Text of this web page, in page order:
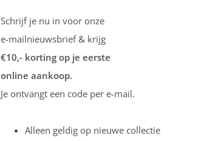
Berkelmans
Schrijf je nu in voor onze
e-mailnieuwsbrief & krijg
€10,- korting op je eerste
online aankoop.
Je ontvangt een code per e-mail.
Alleen geldig op nieuwe collectie